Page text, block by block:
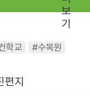
학교
#수목원